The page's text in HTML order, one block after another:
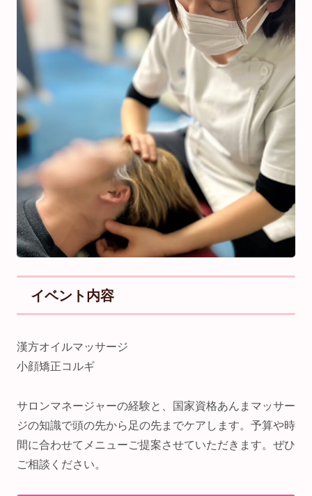
イベント内容
漢方オイルマッサージ
小顔矯正コルギ
サロンマネージャーの経験と、国家資格あんまマッサー
ジの知識で頭の先から足の先までケアします。予算や時
間に合わせてメニューご提案させていただきます。ぜひ
ご相談ください。